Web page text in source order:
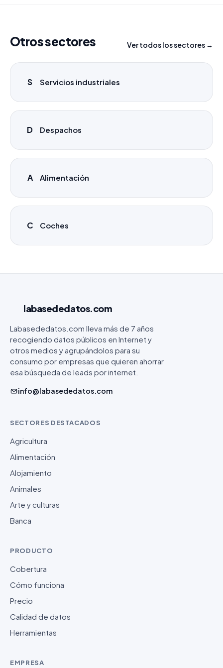
Otros sectores Ver todos los sectores →
S Servicios industriales
D Despachos
A Alimentación
C Coches
labasededatos.com
Labasededatos.com lleva más de 7 años
recogiendo datos públicos en Internet y
otros medios y agrupándolos para su
consumo por empresas que quieren ahorrar
esa búsqueda de leads por internet.
info@labasededatos.com
SECTORES DESTACADOS
Agricultura
Alimentación
Alojamiento
Animales
Arte y culturas
Banca
PRODUCTO
Cobertura
Cómo funciona
Precio
Calidad de datos
Herramientas
EMPRESA